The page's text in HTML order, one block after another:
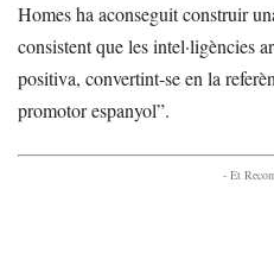
Homes ha aconseguit construir
consistent que les intel·ligències
positiva, convertint-se en la
promotor espanyol”.
- Et